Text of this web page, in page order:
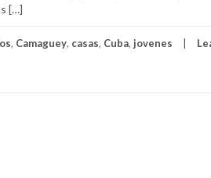
[…]
, Camaguey, casas, Cuba, jovenes